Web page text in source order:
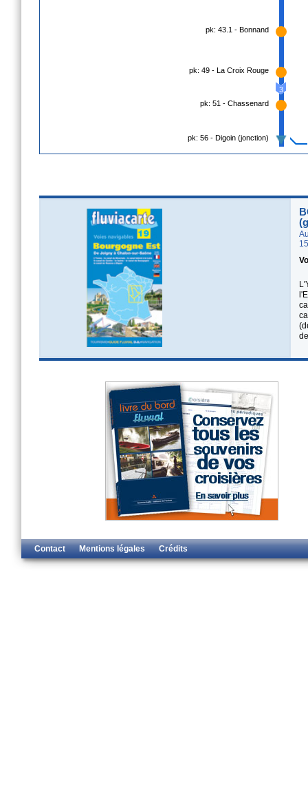
pk: 43.1 - Bonnand
pk: 49 - La Croix Rouge
3
pk: 51 - Chassenard
pk: 56 - Digoin (jonction)
Contact Mentions légales Crédits